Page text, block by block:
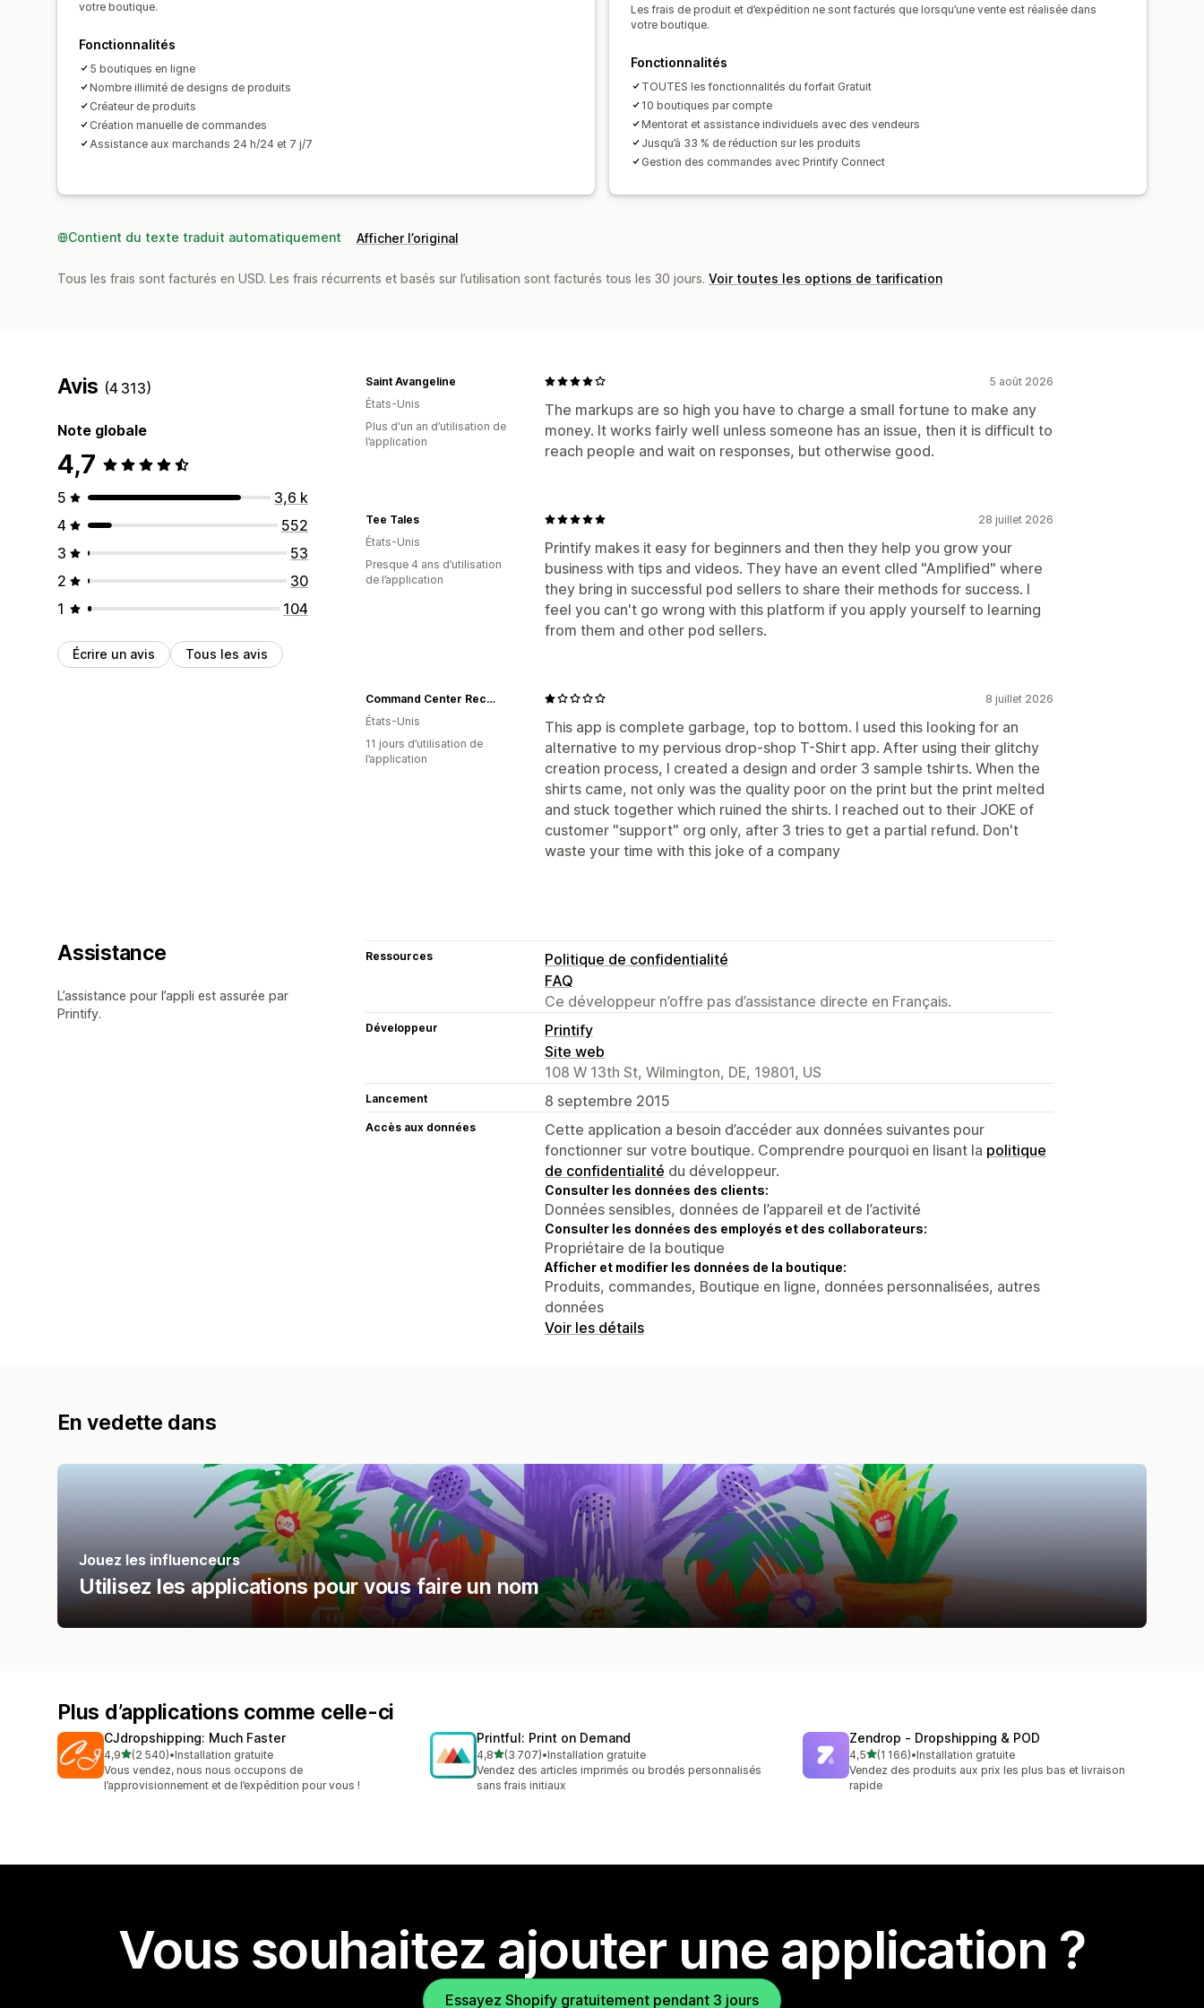
Traitement des commandes à l’international
Suivi des commandes
votre boutique.
Fonctionnalités
5 boutiques en ligne
Nombre illimité de designs de produits
Créateur de produits
Création manuelle de commandes
Assistance aux marchands 24 h/24 et 7 j/7
Les frais de produit et d’expédition ne sont facturés que lorsqu’une vente est réalisée dans
votre boutique.
Fonctionnalités
TOUTES les fonctionnalités du forfait Gratuit
10 boutiques par compte
Mentorat et assistance individuels avec des vendeurs
Jusqu’à 33 % de réduction sur les produits
Gestion des commandes avec Printify Connect
Contient du texte traduit automatiquement Afficher l’original
Tous les frais sont facturés en USD. Les frais récurrents et basés sur l’utilisation sont facturés tous les 30 jours. Voir toutes les options de tarification
Avis (4 313)
Note globale
4,7
5
3,6 k
4
552
3
53
2
30
1
104
Écrire un avis Tous les avis
5 août 2026
The markups are so high you have to charge a small fortune to make any
money. It works fairly well unless someone has an issue, then it is difficult to
reach people and wait on responses, but otherwise good.
Saint Avangeline
États-Unis
Plus d'un an d’utilisation de
l’application
28 juillet 2026
Printify makes it easy for beginners and then they help you grow your
business with tips and videos. They have an event clled "Amplified" where
they bring in successful pod sellers to share their methods for success. I
feel you can't go wrong with this platform if you apply yourself to learning
from them and other pod sellers.
Tee Tales
États-Unis
Presque 4 ans d’utilisation
de l’application
8 juillet 2026
This app is complete garbage, top to bottom. I used this looking for an
alternative to my pervious drop-shop T-Shirt app. After using their glitchy
creation process, I created a design and order 3 sample tshirts. When the
shirts came, not only was the quality poor on the print but the print melted
and stuck together which ruined the shirts. I reached out to their JOKE of
customer "support" org only, after 3 tries to get a partial refund. Don't
waste your time with this joke of a company
Command Center Records
États-Unis
11 jours d’utilisation de
l’application
Assistance
L’assistance pour l’appli est assurée par
Printify.
Ressources
Politique de confidentialité
FAQ
Ce développeur n’offre pas d’assistance directe en Français.
Développeur
Printify
Site web
108 W 13th St, Wilmington, DE, 19801, US
Lancement 8 septembre 2015
Accès aux données
Cette application a besoin d’accéder aux données suivantes pour
fonctionner sur votre boutique. Comprendre pourquoi en lisant la politique
de confidentialité du développeur.
Consulter les données des clients:
Données sensibles, données de l’appareil et de l’activité
Consulter les données des employés et des collaborateurs:
Propriétaire de la boutique
Afficher et modifier les données de la boutique:
Produits, commandes, Boutique en ligne, données personnalisées, autres
données
Voir les détails
En vedette dans
Jouez les influenceurs
Utilisez les applications pour vous faire un nom
Plus d’applications comme celle-ci
CJdropshipping: Much Faster
4,9étoile(s) sur 5
(2 540)
2540 avis au total
•Installation gratuite
Vous vendez, nous nous occupons de
l’approvisionnement et de l’expédition pour vous !
Printful: Print on Demand
4,8étoile(s) sur 5
(3 707)
3707 avis au total
•Installation gratuite
Vendez des articles imprimés ou brodés personnalisés
sans frais initiaux
Zendrop ‑ Dropshipping & POD
4,5étoile(s) sur 5
(1 166)
1166 avis au total
•Installation gratuite
Vendez des produits aux prix les plus bas et livraison
rapide
Vous souhaitez ajouter une application ?
Essayez Shopify gratuitement pendant 3 jours